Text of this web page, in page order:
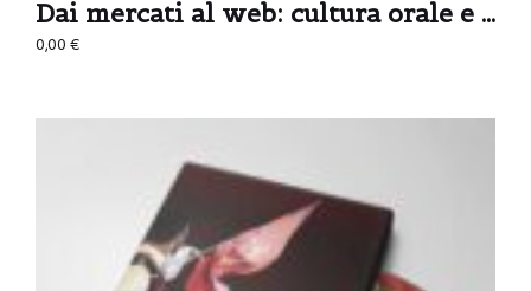
Dai mercati al web: cultura orale e tradizioni digitali
0,00€